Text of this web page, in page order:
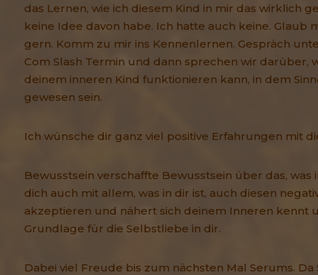
das Lernen, wie ich diesem Kind in mir das wirklich
keine Idee davon habe. Ich hatte auch keine. Glaub
gern. Komm zu mir ins Kennenlernen. Gespräch
Com Slash Termin und dann sprechen wir darüber,
deinem inneren Kind funktionieren kann, in dem
gewesen sein.
Ich wünsche dir ganz viel positive Erfahrungen mit
Bewusstsein verschaffte Bewusstsein über das, was
dich auch mit allem, was in dir ist, auch diesen
akzeptieren und nähert sich deinem Inneren kennt
Grundlage für die Selbstliebe in dir.
Dabei viel Freude bis zum nächsten Mal Serums. Da